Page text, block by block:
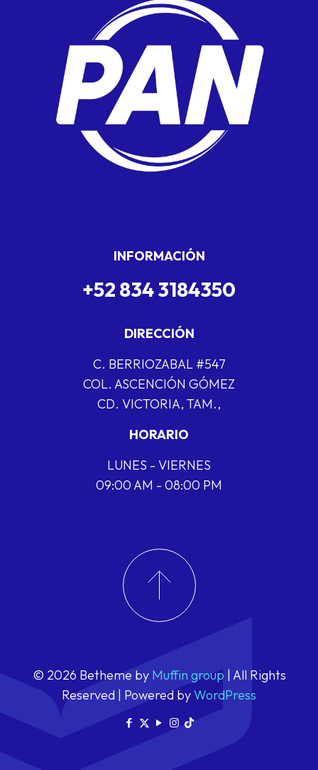
INFORMACIÓN
+52 834 3184350
DIRECCIÓN
C. BERRIOZABAL #547
COL. ASCENCIÓN GÓMEZ
CD. VICTORIA, TAM.,
HORARIO
LUNES - VIERNES
09:00 AM - 08:00 PM
© 2026 Betheme by Muffin group | All Rights
Reserved | Powered byWordPress